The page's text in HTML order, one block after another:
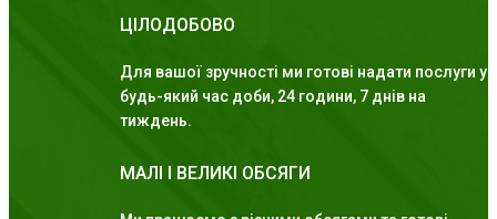
ЦІЛОДОБОВО
Для вашої зручності ми готові надати послуги у
будь-який час доби, 24 години, 7 днів на
тиждень.
МАЛІ І ВЕЛИКІ ОБСЯГИ